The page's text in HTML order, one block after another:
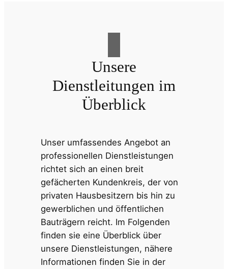
Unsere
Dienstleitungen im
Überblick
Unser umfassendes Angebot an
professionellen Dienstleistungen
richtet sich an einen breit
gefächerten Kundenkreis, der von
privaten Hausbesitzern bis hin zu
gewerblichen und öffentlichen
Bauträgern reicht. Im Folgenden
finden sie eine Überblick über
unsere Dienstleistungen, nähere
Informationen finden Sie in der